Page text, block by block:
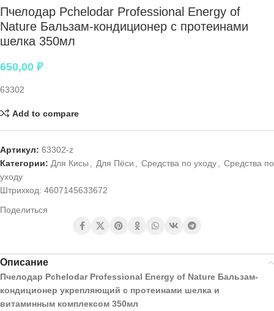
Пчелодар Pchelodar Professional Energy of
Nature Бальзам-кондиционер с протеинами
шелка 350мл
650,00 ₽
63302
Add to compare
Артикул: 63302-z
Категории: Для Кисы Для Пёси Средства по уходу
Средства по
уходу
Штрихкод: 4607145633672
Поделиться
Описание
Пчелодар Pchelodar Professional Energy of Nature Бальзам-
кондиционер укрепляющий с протеинами шелка и
витаминным комплексом 350мл